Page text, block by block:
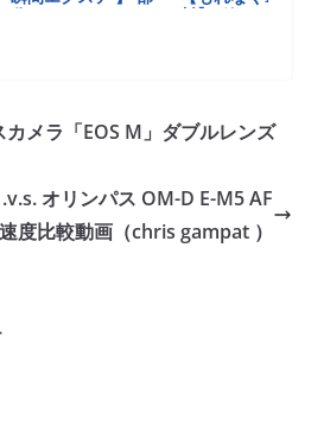
メラ「EOS M」ダブルレンズ
オリンパス OM-D E-M5 AF
速度比較動画（chris gampat ）